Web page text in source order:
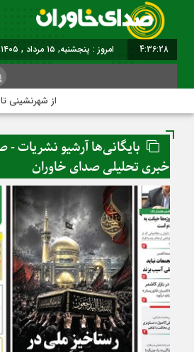
4:36:30 برابر با : Thursday - 6 August - 2026
از شهرنشینی تا شهروندی
خبری تحلیلی صدای خاوران